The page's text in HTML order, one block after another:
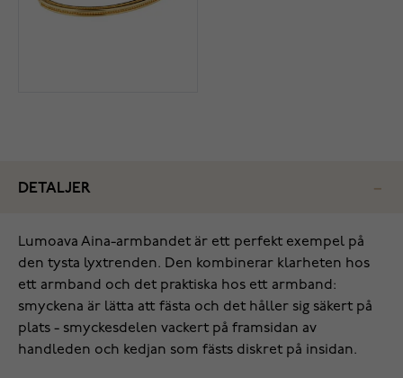
DETALJER
Lumoava Aina-armbandet är ett perfekt exempel på
den tysta lyxtrenden. Den kombinerar klarheten hos
ett armband och det praktiska hos ett armband:
smyckena är lätta att fästa och det håller sig säkert på
plats - smyckesdelen vackert på framsidan av
handleden och kedjan som fästs diskret på insidan.